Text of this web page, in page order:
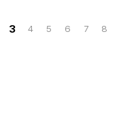
3 4 5 6 7 8